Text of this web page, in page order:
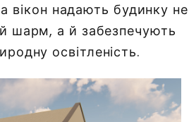
вікон надають будинку не
шарм, а й забезпечують
освітленість.